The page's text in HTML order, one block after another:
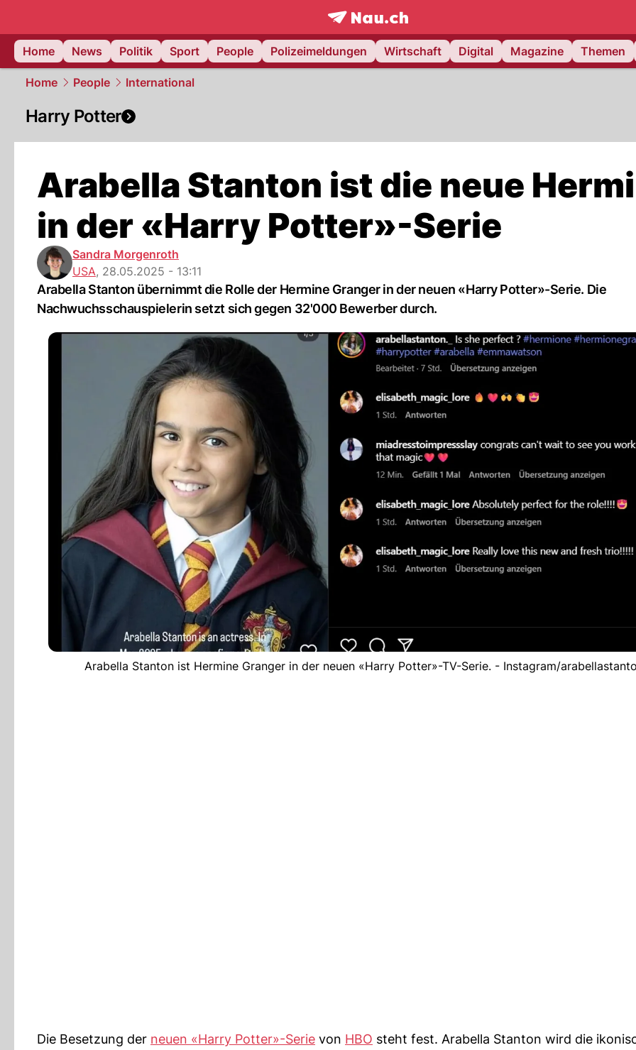
frontpage.NAU.ch
Home
News Politik Sport People Polizeimeldungen Wirtschaft Digital Magazine Themen
Home People International
Harry Potter
Arabella Stanton ist die neue
in der «Harry Potter»-Serie
Sandra Morgenroth
USA, 28.05.2025 - 13:11
Arabella Stanton übernimmt die Rolle der Hermine Granger in der neuen «Harry Potter»-Serie. Die
Nachwuchsschauspielerin setzt sich gegen 32'000 Bewerber durch.
Arabella Stanton ist Hermine Granger in der neuen «Harry Potter»-TV-Serie. - Instagram/
Die Besetzung der neuen «Harry Potter»-Serie von HBO steht fest. Arabella Stanton wird die